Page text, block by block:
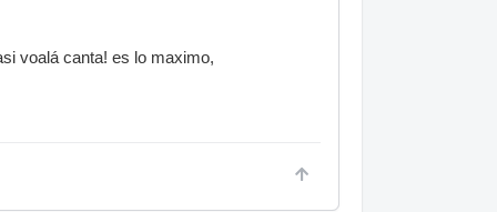
voalá canta! es lo maximo,